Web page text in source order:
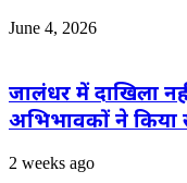
June 4, 2026
जालंधर में दाखिला
अभिभावकों ने
2 weeks ago